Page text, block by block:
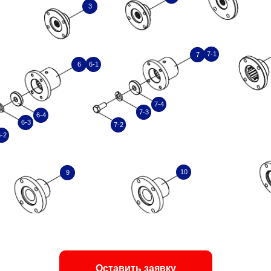
3
7-4
7-3
7-2
7-1
7
9
6-4
6-3
2
6-1
6
10
Оставить заявку